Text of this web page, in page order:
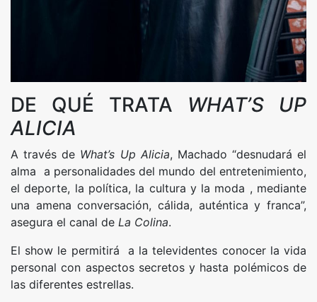
DE QUÉ TRATA WHAT’S UP
ALICIA
A través de What’s Up Alicia, Machado “desnudará el
alma a personalidades del mundo del entretenimiento,
el deporte, la política, la cultura y la moda , mediante
una amena conversación, cálida, auténtica y franca”,
asegura el canal de La Colina.
El show le permitirá a la televidentes conocer la vida
personal con aspectos secretos y hasta polémicos de
las diferentes estrellas.